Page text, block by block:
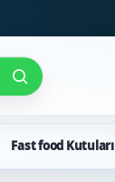
Fast food Kutuları